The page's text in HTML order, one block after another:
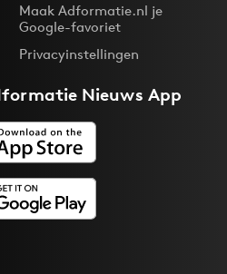
Maak Adformatie.nl je
Google-favoriet
Privacyinstellingen
Nieuws App